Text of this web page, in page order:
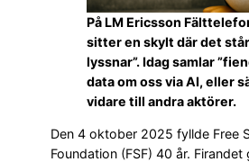
På LM Ericsson
sitter en skylt där det står
lyssnar”. Idag samlar
data om oss via AI, eller
vidare till andra aktörer.
Den 4 oktober 2025 fyllde Free
Foundation (FSF) 40 år.